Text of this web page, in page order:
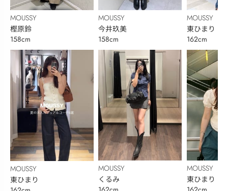
MOUSSY
樫原鈴
158cm
MOUSSY
東ひまり
MOUSSY
今井玖美
158cm
MOUSSY
くるみ
MOUSSY
東ひまり
162cm
MOUSSY
東ひまり